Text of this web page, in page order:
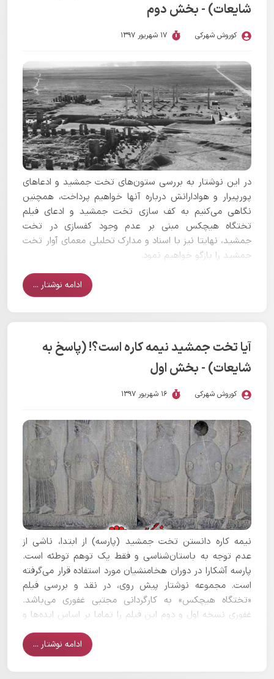
شایعات) - بخش دوم
کوروش شهرکی 17 شهریور 1397
در این نوشتار به بررسی ستون‌های تخت جمشید و ادعاهای
پورپیرار و هوادارانش درباره آنها خواهیم پرداخت، همچنین
نگاهی می‌کنیم به کف سازی تخت جمشید و ادعای فیلم
تختگاه هیچکس مبنی بر عدم وجود کفسازی در تخت
جمشید، نهایتا نیز با اسناد و مدارک تحلیلی معمای آوار تخت
جمشید را بازگو خواهیم نمود.
ادامه نوشتار ...
آیا تخت جمشید نیمه کاره است؟! (پاسخ به
شایعات) - بخش اول
کوروش شهرکی 16 شهریور 1397
نیمه کاره دانستن تخت جمشید (پارسه) از ابتدا، ناشی از
عدم توجه به باستان‌شناسی و فقط یک توهم توطئه است.
پارسه آشکارا در دوران هخامنشیان مورد استفاده قرار می‌گرفته
است. مجموعه نوشتار پیش روی، در نقد و بررسی فیلم
«تختگاه هیچکس» به کارگردانی مجتبی غفوری می‌باشد.
غفوری نسخه اول و دوم این فیلم را تماما بر اساس ایده‌ها و
نظریات ناصر پورپیرار درباره تخت جمشید ساخته است.
هرچند که در نسخه دوم این فیلم کارگردان تمرکز خاصی بر
روی حذف مصاحبه‌های پورپیرار و حتی حذف نام او داشته
است. اما گفته‌های غالب این دو نسخه یک چیز و آن هم
ادامه نوشتار ...